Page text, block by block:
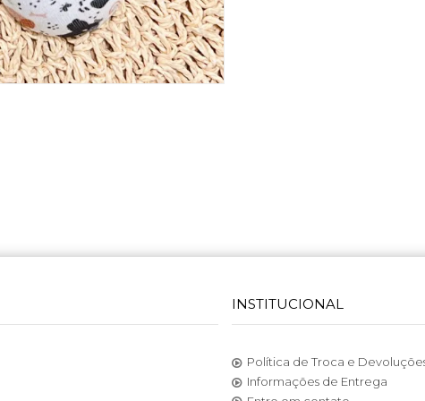
INSTITUCIONAL
Política de Troca e
Informações de Entrega